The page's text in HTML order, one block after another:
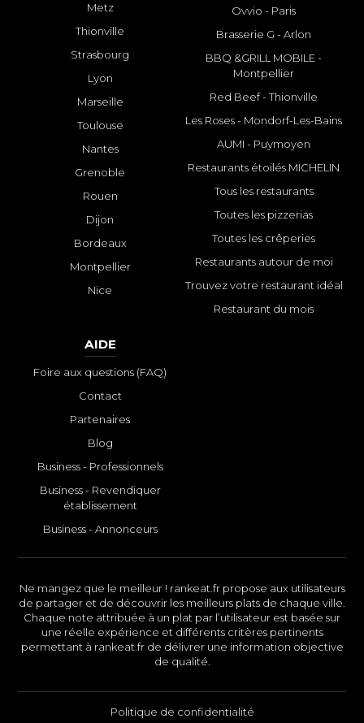
Metz
Thionville
Strasbourg
Lyon
Marseille
Toulouse
Nantes
Grenoble
Rouen
Dijon
Bordeaux
Montpellier
Nice
Ovvio - Paris
Brasserie G - Arlon
BBQ &GRILL MOBILE -
Montpellier
Red Beef - Thionville
Les Roses - Mondorf-Les-Bains
AUMI - Puymoyen
Restaurants étoilés MICHELIN
Tous les restaurants
Toutes les pizzerias
Toutes les crêperies
Restaurants autour de moi
Trouvez votre restaurant idéal
Restaurant du mois
AIDE
Foire aux questions (FAQ)
Contact
Partenaires
Blog
Business - Professionnels
Business - Revendiquer
établissement
Business - Annonceurs
Ne mangez que le meilleur ! rankeat.fr propose aux utilisateurs
de partager et de découvrir les meilleurs plats de chaque ville.
Chaque note attribuée à un plat par l’utilisateur est basée sur
une réelle expérience et différents critères pertinents
permettant à rankeat.fr de délivrer une information objective
de qualité.
Politique de confidentialité